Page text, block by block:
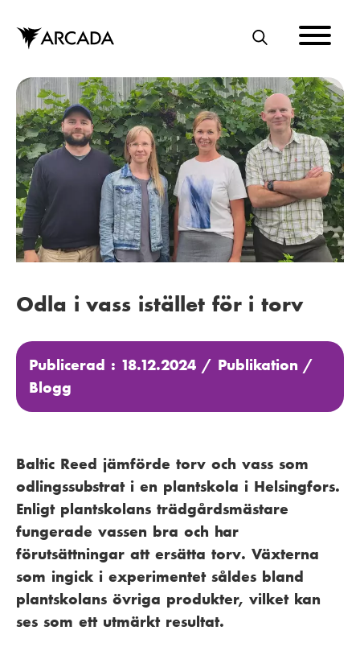
huvudinnehåll
S
K
Odla i vass istället för i torv
Publicerad : 18.12.2024 / Publikation /
Blogg
Baltic Reed jämförde torv och vass som
odlingssubstrat i en plantskola i Helsingfors.
Enligt plantskolans trädgårdsmästare
fungerade vassen bra och har
förutsättningar att ersätta torv. Växterna
som ingick i experimentet såldes bland
plantskolans övriga produkter, vilket kan
ses som ett utmärkt resultat.